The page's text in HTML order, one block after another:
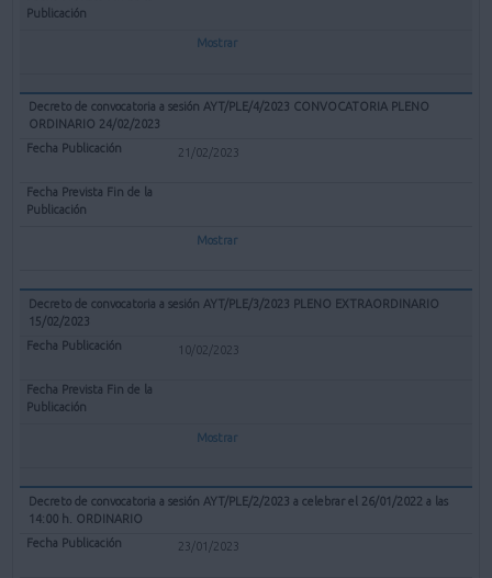
Mostrar
Decreto de convocatoria a sesión AYT/PLE/4/2023 CONVOCATORIA PLENO
ORDINARIO 24/02/2023
21/02/2023
Mostrar
Decreto de convocatoria a sesión AYT/PLE/3/2023 PLENO EXTRAORDINARIO
15/02/2023
10/02/2023
Mostrar
Decreto de convocatoria a sesión AYT/PLE/2/2023 a celebrar el 26/01/2022 a las
14:00 h. ORDINARIO
23/01/2023